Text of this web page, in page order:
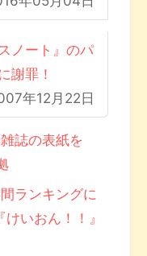
ノート』のパ
謝罪！
年12月22日
誌の表紙を
ランキングに
いおん！！』